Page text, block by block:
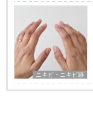
ニキビ・ニキビ跡